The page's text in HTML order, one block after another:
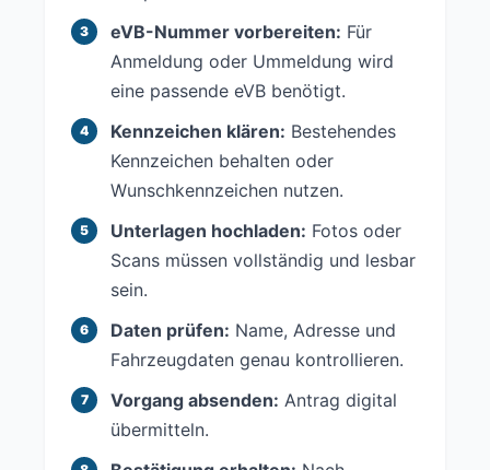
eVB-Nummer vorbereiten: Für
Anmeldung oder Ummeldung wird
eine passende eVB benötigt.
Kennzeichen klären: Bestehendes
Kennzeichen behalten oder
Wunschkennzeichen nutzen.
Unterlagen hochladen: Fotos oder
Scans müssen vollständig und lesbar
sein.
Daten prüfen: Name, Adresse und
Fahrzeugdaten genau kontrollieren.
Vorgang absenden: Antrag digital
übermitteln.